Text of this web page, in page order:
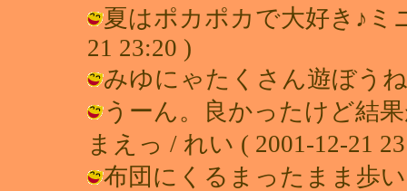
夏はポカポカで大好き♪ミ
21 23:20 )
みゆにゃたくさん遊ぼう
うーん。良かったけど結
まえっ / れい ( 2001-12-21
布団にくるまったまま歩